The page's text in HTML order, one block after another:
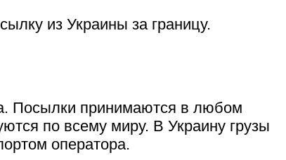
из Украины за границу.
Посылки принимаются в любом
по всему миру. В Украину грузы
оператора.